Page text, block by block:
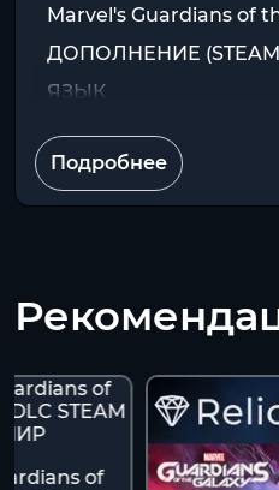
Marvel's Guardians of
ДОПОЛНЕНИЕ
ЯЗЫК
Подробнее
of